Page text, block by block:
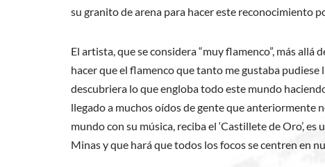
su granito de arena para hacer este reconocimiento
El artista, que se considera “muy flamenco”, más
hacer que el flamenco que tanto me gustaba
descubriera lo que engloba todo este mundo
llegado a muchos oídos de gente que anteriormente
mundo con su música, reciba el ‘Castillete de Oro’,
Minas y que hará que todos los focos se centren en